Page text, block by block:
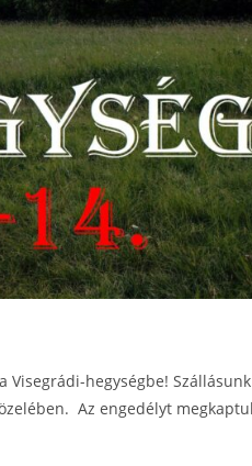
Visegrádi-hegységbe! Szállásunk
Az engedélyt